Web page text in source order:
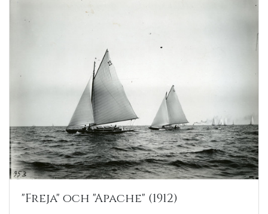
"Freja" och "Apache" (1912)